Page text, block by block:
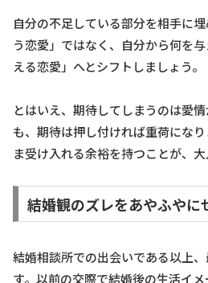
自分の不足している部分を相手に
う恋愛」ではなく、自分から何を
える恋愛」へとシフトしましょう。
とはいえ、期待してしまうのは愛
も、期待は押し付ければ重荷にな
ま受け入れる余裕を持つことが、大
結婚観のズレをあやふやに
結婚相談所での出会いである以上
す。以前の交際で結婚後の生活イ